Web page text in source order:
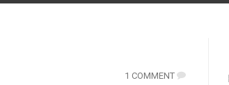
1 COMMENT